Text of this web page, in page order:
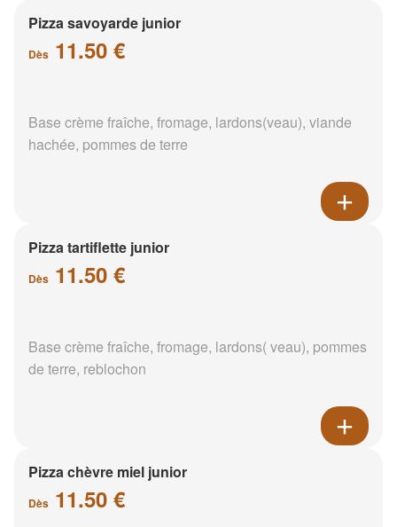
Pizza savoyarde junior
Dès 11.50 €
Base crème fraîche, fromage, lardons(veau), viande
hachée, pommes de terre
Pizza tartiflette junior
Dès 11.50 €
Base crème fraîche, fromage, lardons( veau), pommes
de terre, reblochon
Pizza chèvre miel junior
Dès 11.50 €